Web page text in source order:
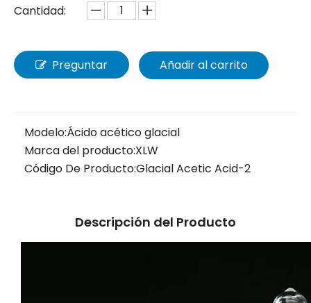
Cantidad:
Preguntar Añadir al carrito
Modelo:Ácido acético glacial
Marca del producto:XLW
Código De Producto:Glacial Acetic Acid-2
Descripción del Producto